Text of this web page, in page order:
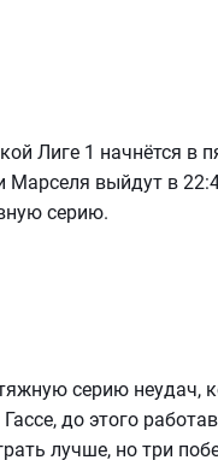
Лиге 1 начнётся в
Марселя выйдут в
серию.
серию неудач,
до этого
лучше, но три